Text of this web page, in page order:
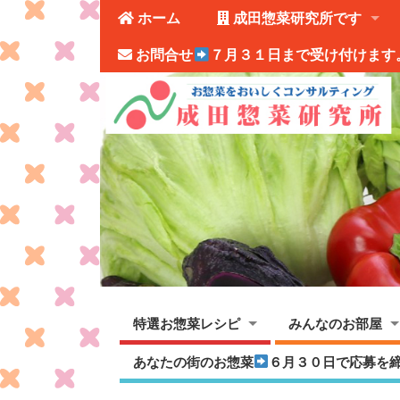
ホーム
成田惣菜研究所です
お問合せ
７月３１日まで受け付けます
特選お惣菜レシピ みんなのお部屋
あなたの街のお惣菜 ６月３０日で応募を